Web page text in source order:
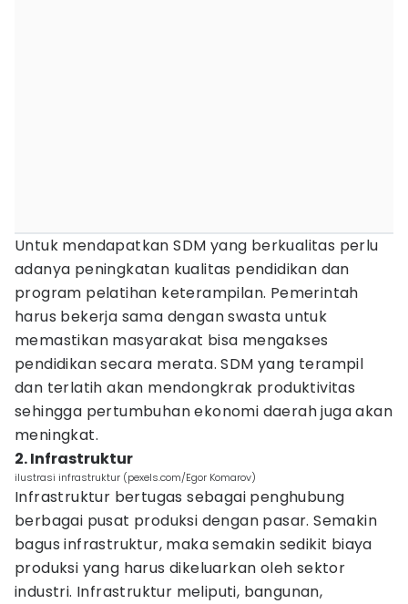
Untuk mendapatkan SDM yang berkualitas perlu
adanya peningkatan kualitas pendidikan dan
program pelatihan keterampilan. Pemerintah
harus bekerja sama dengan swasta untuk
memastikan masyarakat bisa mengakses
pendidikan secara merata. SDM yang terampil
dan terlatih akan mendongkrak produktivitas
sehingga pertumbuhan ekonomi daerah juga akan
meningkat.
2. Infrastruktur
ilustrasi infrastruktur (pexels.com/Egor Komarov)
Infrastruktur bertugas sebagai penghubung
berbagai pusat produksi dengan pasar. Semakin
bagus infrastruktur, maka semakin sedikit biaya
produksi yang harus dikeluarkan oleh sektor
industri. Infrastruktur meliputi, bangunan,